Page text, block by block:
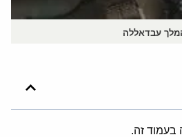
עבדאללה
בעמוד זה.